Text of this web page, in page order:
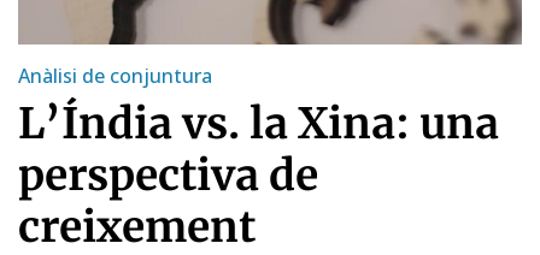
Anàlisi de conjuntura
L’Índia vs. la Xina: una
perspectiva de
creixement